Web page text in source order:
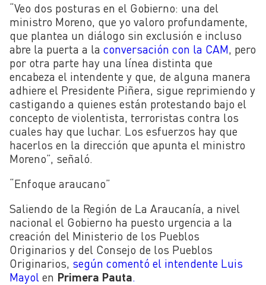
“Veo dos posturas en el Gobierno: una del
ministro Moreno, que yo valoro profundamente,
que plantea un diálogo sin exclusión e incluso
abre la puerta a la conversación con la CAM, pero
por otra parte hay una línea distinta que
encabeza el intendente y que, de alguna manera
adhiere el Presidente Piñera, sigue reprimiendo y
castigando a quienes están protestando bajo el
concepto de violentista, terroristas contra los
cuales hay que luchar. Los esfuerzos hay que
hacerlos en la dirección que apunta el ministro
Moreno”, señaló.
“Enfoque araucano”
Saliendo de la Región de La Araucanía, a nivel
nacional el Gobierno ha puesto urgencia a la
creación del Ministerio de los Pueblos
Originarios y del Consejo de los Pueblos
Originarios, según comentó el intendente Luis
Mayol en Primera Pauta.